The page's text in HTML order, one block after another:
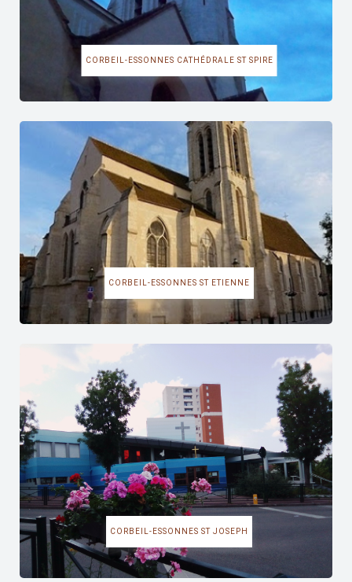
CORBEIL-ESSONNES CATHÉDRALE ST SPIRE
CORBEIL-ESSONNES ST ETIENNE
CORBEIL-ESSONNES ST JOSEPH